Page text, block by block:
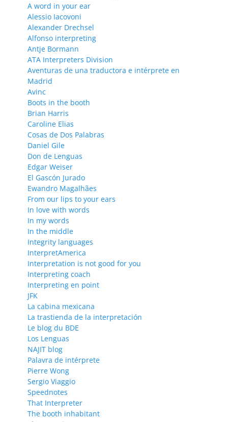
A word in your ear
Alessio Iacovoni
Alexander Drechsel
Alfonso interpreting
Antje Bormann
ATA Interpreters Division
Aventuras de una traductora e intérprete en
Madrid
Avinc
Boots in the booth
Brian Harris
Caroline Elias
Cosas de Dos Palabras
Daniel Gile
Don de Lenguas
Edgar Weiser
El Gascón Jurado
Ewandro Magalhães
From our lips to your ears
In love with words
In my words
In the middle
Integrity languages
InterpretAmerica
Interpretation is not good for you
Interpreting coach
Interpreting en point
JFK
La cabina mexicana
La trastienda de la interpretación
Le blog du BDE
Los Lenguas
NAJIT blog
Palavra de intérprete
Pierre Wong
Sergio Viaggio
Speednotes
That Interpreter
The booth inhabitant